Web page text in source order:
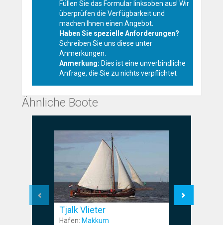
Füllen Sie das Formular linksoben aus! Wir
überprüfen die Verfügbarkeit und
machen Ihnen einen Angebot.
Haben Sie spezielle Anforderungen?
Schreiben Sie uns diese unter
Anmerkungen.
Anmerkung: Dies ist eine unverbindliche
Anfrage, die Sie zu nichts verpflichtet
Ähnliche Boote
Tjalk Vlieter
Hafen: Makkum